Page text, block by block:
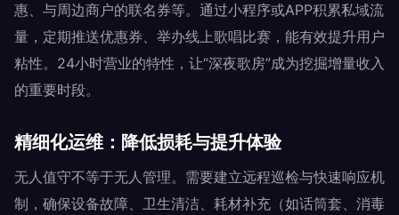
惠、与周边商户的联名券等。通过小程序或APP积累私域流
量，定期推送优惠券、举办线上歌唱比赛，能有效提升用户
粘性。24小时营业的特性，让“深夜歌房”成为挖掘增量收入
的重要时段。
精细化运维：降低损耗与提升体验
无人值守不等于无人管理。需要建立远程巡检与快速响应机
制，确保设备故障、卫生清洁、耗材补充（如话筒套、消毒